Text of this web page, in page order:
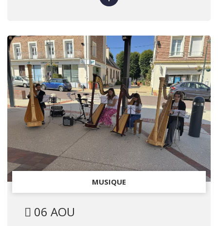
MUSIQUE
06 AOU